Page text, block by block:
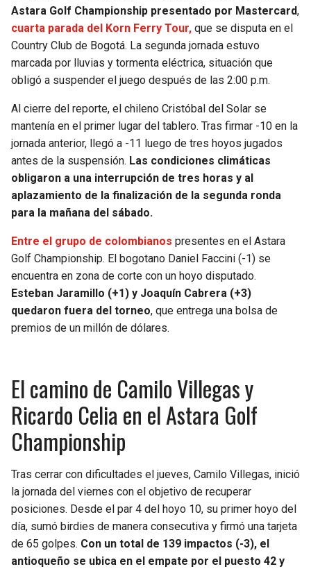
Astara Golf Championship presentado por Mastercard,
cuarta parada del Korn Ferry Tour, que se disputa en el
Country Club de Bogotá. La segunda jornada estuvo
marcada por lluvias y tormenta eléctrica, situación que
obligó a suspender el juego después de las 2:00 p.m.
Al cierre del reporte, el chileno Cristóbal del Solar se
mantenía en el primer lugar del tablero. Tras firmar -10 en la
jornada anterior, llegó a -11 luego de tres hoyos jugados
antes de la suspensión. Las condiciones climáticas
obligaron a una interrupción de tres horas y al
aplazamiento de la finalización de la segunda ronda
para la mañana del sábado.
Entre el grupo de colombianos presentes en el Astara
Golf Championship. El bogotano Daniel Faccini (-1) se
encuentra en zona de corte con un hoyo disputado.
Esteban Jaramillo (+1) y Joaquín Cabrera (+3)
quedaron fuera del torneo, que entrega una bolsa de
premios de un millón de dólares.
El camino de Camilo Villegas y
Ricardo Celia en el Astara Golf
Championship
Tras cerrar con dificultades el jueves, Camilo Villegas, inició
la jornada del viernes con el objetivo de recuperar
posiciones. Desde el par 4 del hoyo 10, su primer hoyo del
día, sumó birdies de manera consecutiva y firmó una tarjeta
de 65 golpes. Con un total de 139 impactos (-3), el
antioqueño se ubica en el empate por el puesto 42 y